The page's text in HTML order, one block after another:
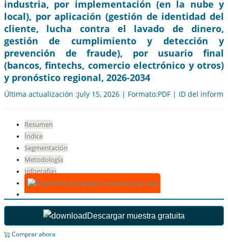
industria, por implementación (en la nube y
local), por aplicación (gestión de identidad del
cliente, lucha contra el lavado de dinero,
gestión de cumplimiento y detección y
prevención de fraude), por usuario final
(bancos, fintechs, comercio electrónico y otros)
y pronóstico regional, 2026-2034
Última actualización :July 15, 2026 | Formato:PDF | ID del
Resumen
Índice
Segmentación
Metodología
Infografías
Descargar muestra gratuita
Descargar muestra gratuita
Comprar ahora